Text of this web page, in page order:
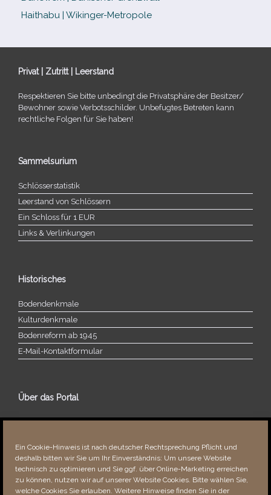
Ein Cookie-Hinweis ist nach deutscher Rechtsprechung Pflicht und
deshalb bitten wir Sie um Ihr Einverständnis: Um unsere Website
technisch zu optimieren und Sie ggf. über Online-Marketing erreichen
zu können, nutzen wir auf unserer Website Cookies. Bitte wählen Sie,
welche Cookies Sie erlauben. Weitere Hinweise finden Sie in der
Haithabu | Wikinger-Metropole
Privat | Zutritt | Leerstand
Respektieren Sie bitte unbe­dingt die Privatsphäre der Besitzer/​
Bewohner sowie Verbotsschilder. Unbefugtes Betreten kann
recht­li­che Folgen für Sie haben!
Sammelsurium
Schlösserstatistik
Leerstand von Schlössern
Ein Schloss für 1 EUR
Links & Verlinkungen
Historisches
Bodendenkmale
Kulturdenkmale
Bodenreform ab 1945
E‑Mail-​​Kontaktformular
Über das Portal
Über dieses Portal
Fehler bemerkt?